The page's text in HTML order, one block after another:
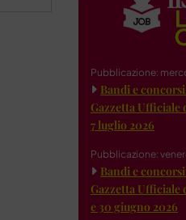
Pubblicazione:
Bandi e
Gazzetta Ufficiale
7 luglio 2026
Pubblicazione:
Bandi e
Gazzetta Ufficiale
e 30 giugno 2026